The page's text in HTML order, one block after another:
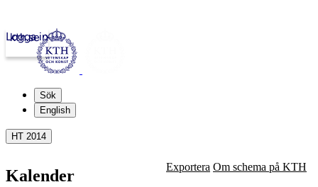
kth.se
Logga in
Sök
English
HT 2014
Kalender Exportera Om schema på KTH